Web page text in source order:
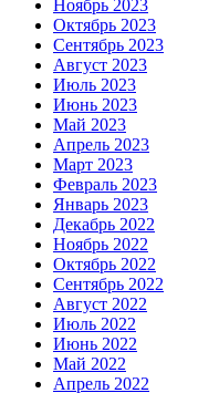
Ноябрь 2023
Октябрь 2023
Сентябрь 2023
Август 2023
Июль 2023
Июнь 2023
Май 2023
Апрель 2023
Март 2023
Февраль 2023
Январь 2023
Декабрь 2022
Ноябрь 2022
Октябрь 2022
Сентябрь 2022
Август 2022
Июль 2022
Июнь 2022
Май 2022
Апрель 2022